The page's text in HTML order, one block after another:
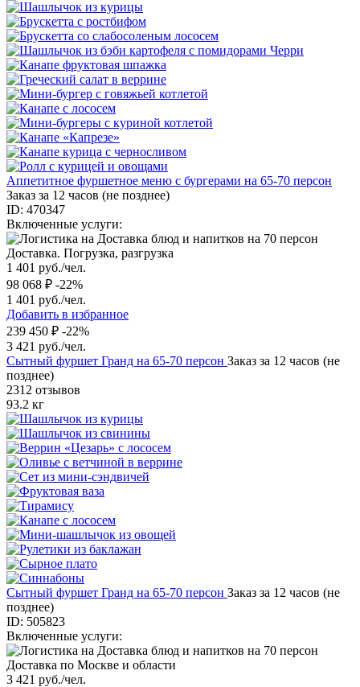
Аппетитное фуршетное меню с бургерами на 65-70 персон
Заказ за 12 часов (не позднее)
ID: 470347
Включенные услуги:
Доставка. Погрузка, разгрузка
1 401 руб./чел.
98 068 ₽ -22%
1 401 руб./чел.
Добавить в избранное
239 450 ₽ -22%
3 421 руб./чел.
Сытный фуршет Гранд на 65-70 персон Заказ за 12 часов (не
позднее)
2312 отзывов
93.2 кг
Сытный фуршет Гранд на 65-70 персон Заказ за 12 часов (не
позднее)
ID: 505823
Включенные услуги:
Доставка по Москве и области
3 421 руб./чел.